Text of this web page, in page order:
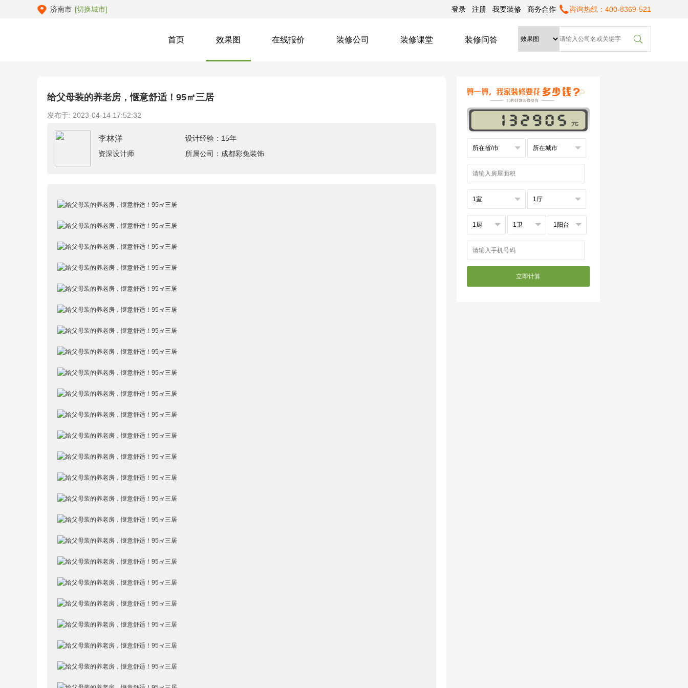
济南市 [切换城市] 咨询热线：400-8369-521
商务合作
我要装修
注册
登录

首页 效果图 在线报价 装修公司 装修课堂 装修问答
给父母装的养老房，惬意舒适！95㎡三居
发布于: 2023-04-14 17:52:32
李林洋
资深设计师
设计经验：15年
所属公司：成都彩兔装饰